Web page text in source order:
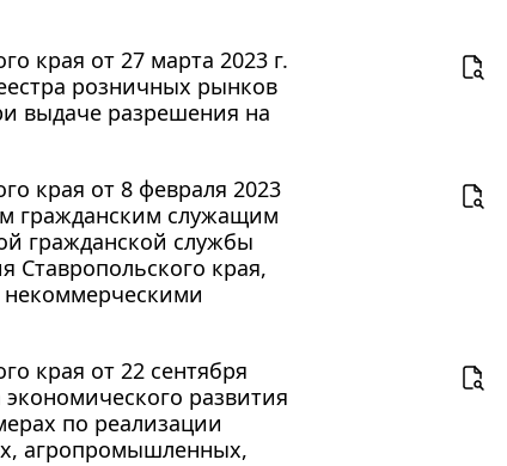
края от 27 марта 2023 г.
розничных рынков
выдаче разрешения на
края от 8 февраля 2023
гражданским служащим
гражданской службы
Ставропольского края,
некоммерческими
края от 22 сентября
развития
по реализации
агропромышленных,